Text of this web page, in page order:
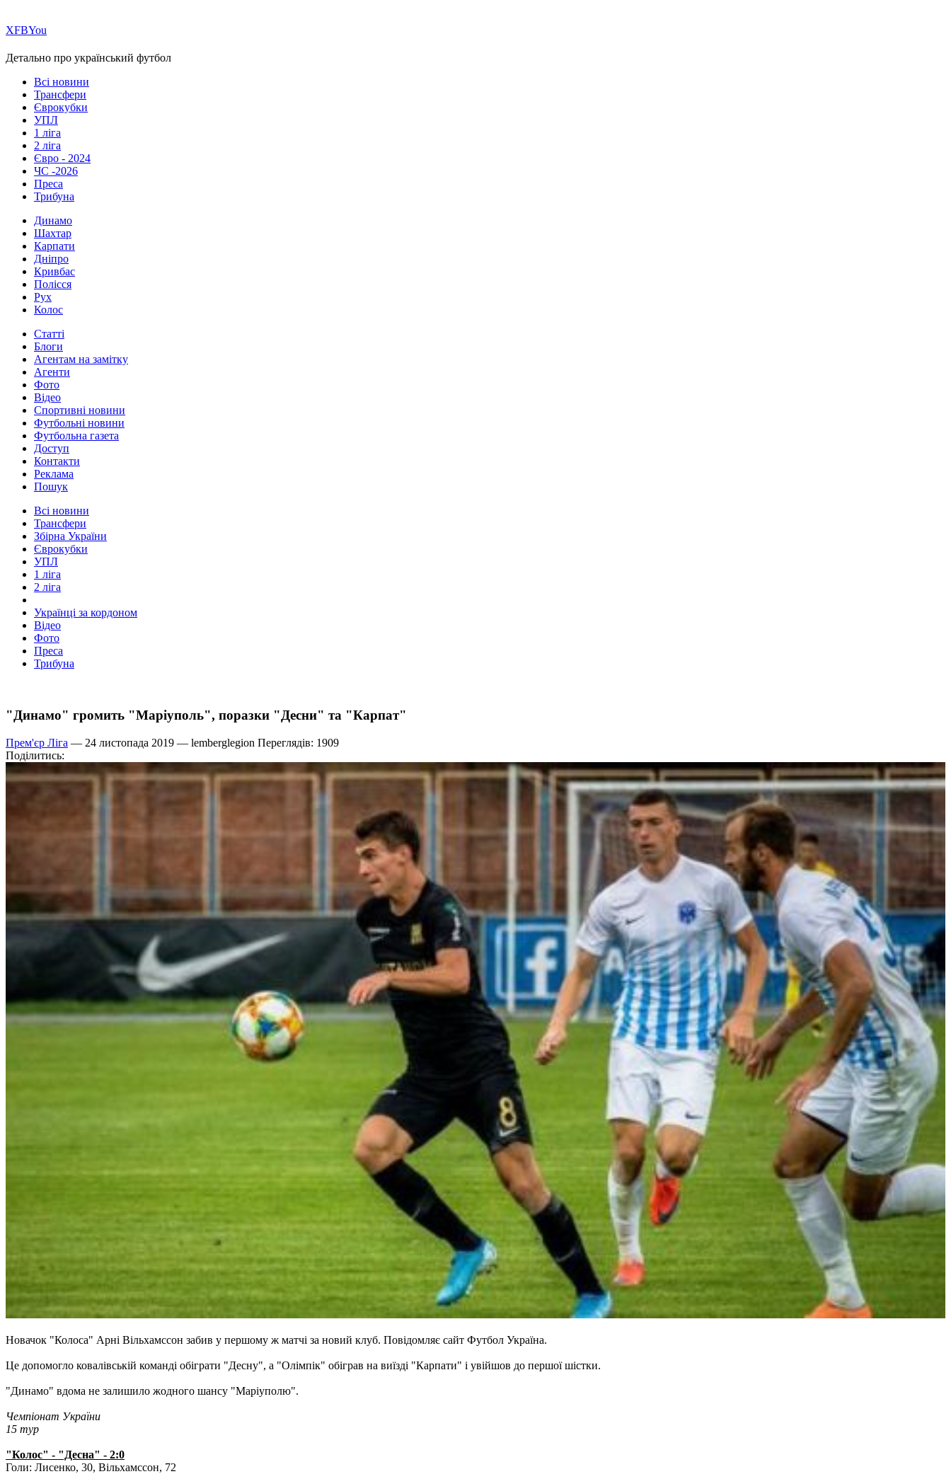
ХFBYou
Детально про український футбол
Всі новини
Трансфери
Єврокубки
УПЛ
1 ліга
2 ліга
Євро - 2024
ЧС -2026
Преса
Трибуна
Динамо
Шахтар
Карпати
Дніпро
Кривбас
Полісся
Рух
Колос
Статті
Блоги
Агентам на замітку
Агенти
Фото
Відео
Спортивні новини
Футбольні новини
Футбольна газета
Доступ
Контакти
Реклама
Пошук
Всі новини
Трансфери
Збірна України
Єврокубки
УПЛ
1 ліга
2 ліга
Українці за кордоном
Відео
Фото
Преса
Трибуна
"Динамо" громить "Маріуполь", поразки "Десни" та "Карпат"
Прем'єр Ліга — 24 листопада 2019 — lemberglegion Переглядів: 1909
Поділитись:
Новачок "Колоса" Арні Вільхамссон забив у першому ж матчі за новий клуб. Повідомляє сайт Футбол Україна.
Це допомогло ковалівській команді обіграти "Десну", а "Олімпік" обіграв на виїзді "Карпати" і увійшов до першої шістки.
"Динамо" вдома не залишило жодного шансу "Маріуполю".
Чемпіонат України
15 тур
"Колос" - "Десна" - 2:0
Голи: Лисенко, 30, Вільхамссон, 72